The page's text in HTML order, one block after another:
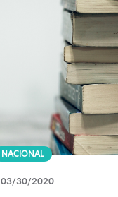
NACIONAL
03/30/2020